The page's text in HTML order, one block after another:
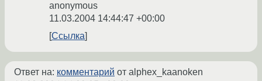
anonymous
11.03.2004 14:44:47 +00:00
Ссылка
Ответ на: комментарий от alphex_kaanoken